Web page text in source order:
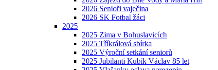
2026 Senioři vaječina
2026 SK Fotbal žáci
2025
2025 Zima v Bohuslavicích
2025 Tříkrálová sbírka
2025 Výroční setkání seniorů
2025 Jubilanti Kubík Václav 85 let